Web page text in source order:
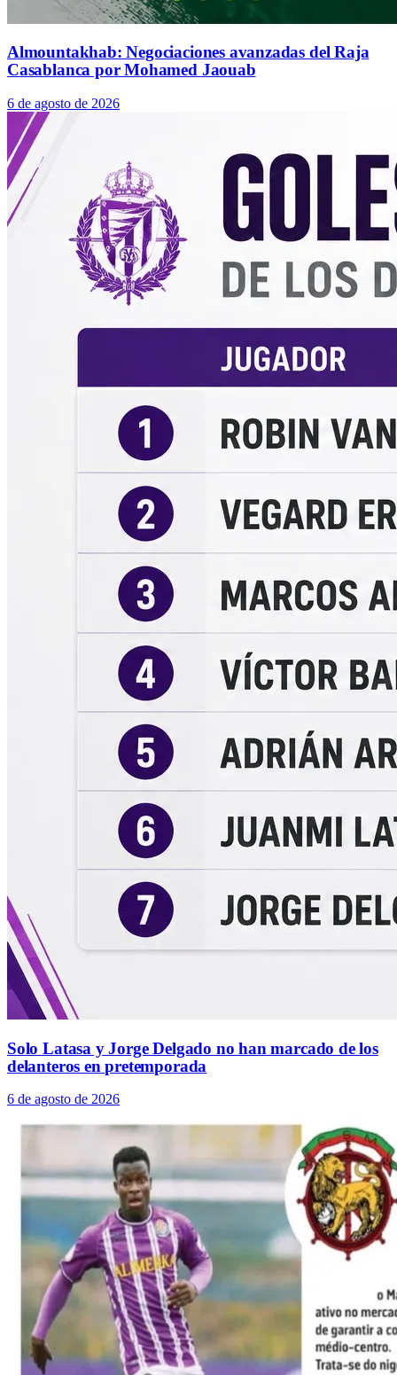
Almountakhab: Negociaciones avanzadas del Raja
Casablanca por Mohamed Jaouab
6 de agosto de 2026
Solo Latasa y Jorge Delgado no han marcado de los
delanteros en pretemporada
6 de agosto de 2026